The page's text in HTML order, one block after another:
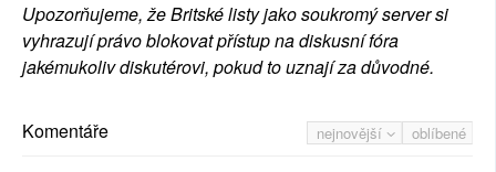
Upozorňujeme, že Britské listy jako soukromý server si
vyhrazují právo blokovat přístup na diskusní fóra
jakémukoliv diskutérovi, pokud to uznají za důvodné.
nejnovější oblíbené
Komentáře